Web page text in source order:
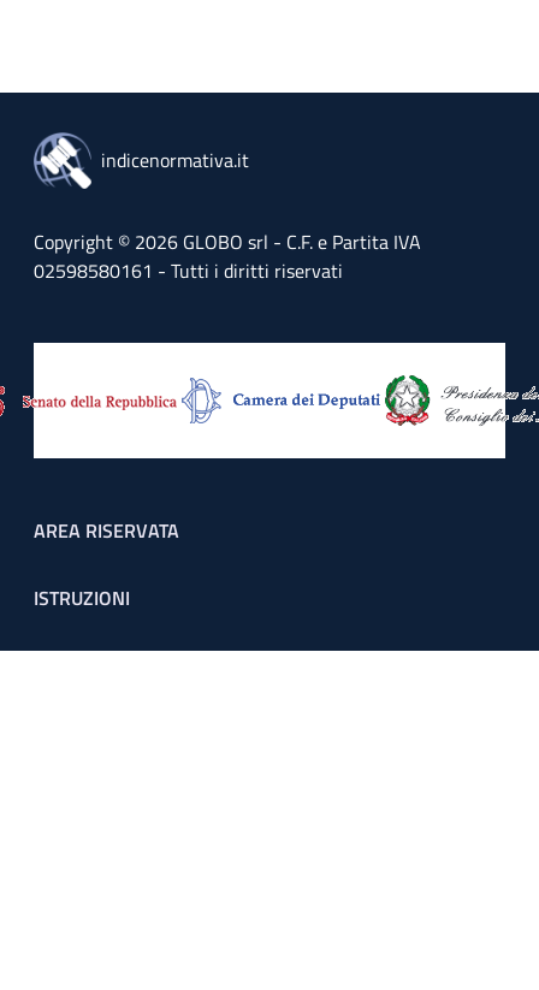
indicenormativa.it
Copyright © 2026 GLOBO srl - C.F. e Partita IVA
02598580161 - Tutti i diritti riservati
Footer menu
AREA RISERVATA
ISTRUZIONI